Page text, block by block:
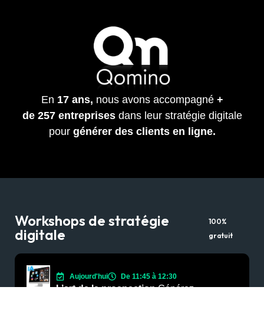
En 17 ans, nous avons accompagné +
de 257entreprisesdans leur stratégie digitale
pour générer des clients en ligne.
Workshops de stratégie
digitale
100%
gratuit
Aujourd'hui De 11:45 à 12:30
L’art de la prospectionGénérez